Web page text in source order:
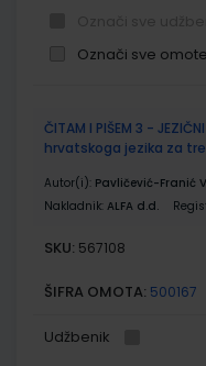
Označi sve omote
proizvodi
ČITAM I PIŠEM 3 -
hrvatskoga jezika za
Autor(i): Pavličević-Franić
Nakladnik: ALFA d.d.
SKU: 567108
ŠIFRA OMOTA: 500167
Udžbenik